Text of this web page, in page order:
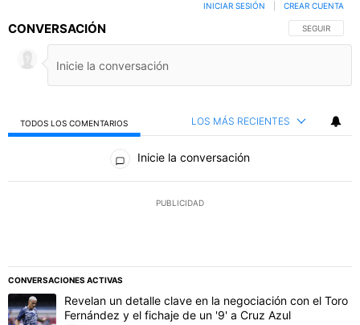
CONVERSACIÓN SIGA ESTA
SEGUIR
INICIAR SESIÓN CREAR CUENTA
TODOS LOS COMENTARIOS LOS MÁS RECIENTES
Todos los comentarios
Inicie la conversación
PUBLICIDAD
CONVERSACIONES ACTIVAS
Este listado muestra los artículos con más comentarios en los
Un artículo de tendencia con el título "Revelan un detalle clave
Revelan un detalle clave en la negociación con el Toro
Fernández y el fichaje de un '9' a Cruz Azul